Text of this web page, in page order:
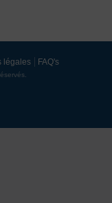
légales FAQ's